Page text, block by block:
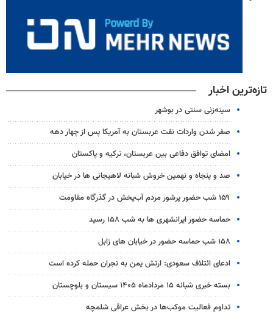
تازه‌ترین اخبار
سینه‌زنی سنتی در بوشهر
صفر شدن واردات نفت عربستان به آمریکا پس از چهار دهه
امضای توافق دفاعی بین عربستان، ترکیه و پاکستان
صد و پنجاه و نهمین خروش شبانه لاهیجانی ها در خیابان
۱۵۹ شب حضور پرشور مردم آب‌پخش در گذرگاه مقاومت
حماسه حضور ایرانشهری ها به شب ۱۵۸ رسید
۱۵۸ شب حماسه حضور در خیابان های زابل
ادعای ائتلاف سعودی: ارتش یمن به نجران حمله کرده است
بسته خبری شبانه ۱۵ مردادماه ۱۴۰۵ سیستان و بلوچستان
تداوم فعالیت موکب‌ها در بخش عراقی شلمچه